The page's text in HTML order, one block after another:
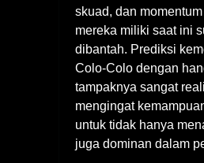
skuad, dan
mereka miliki saat ini
dibantah. Prediksi
Colo-Colo dengan
tampaknya sangat
mengingat
untuk tidak hanya
juga dominan dalam